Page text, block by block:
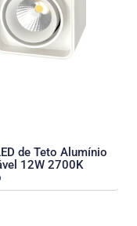
de Teto Alumínio
12W 2700K